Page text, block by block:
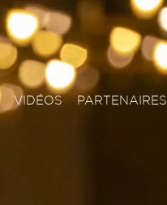
PARTENAIRES
VIDÉOS